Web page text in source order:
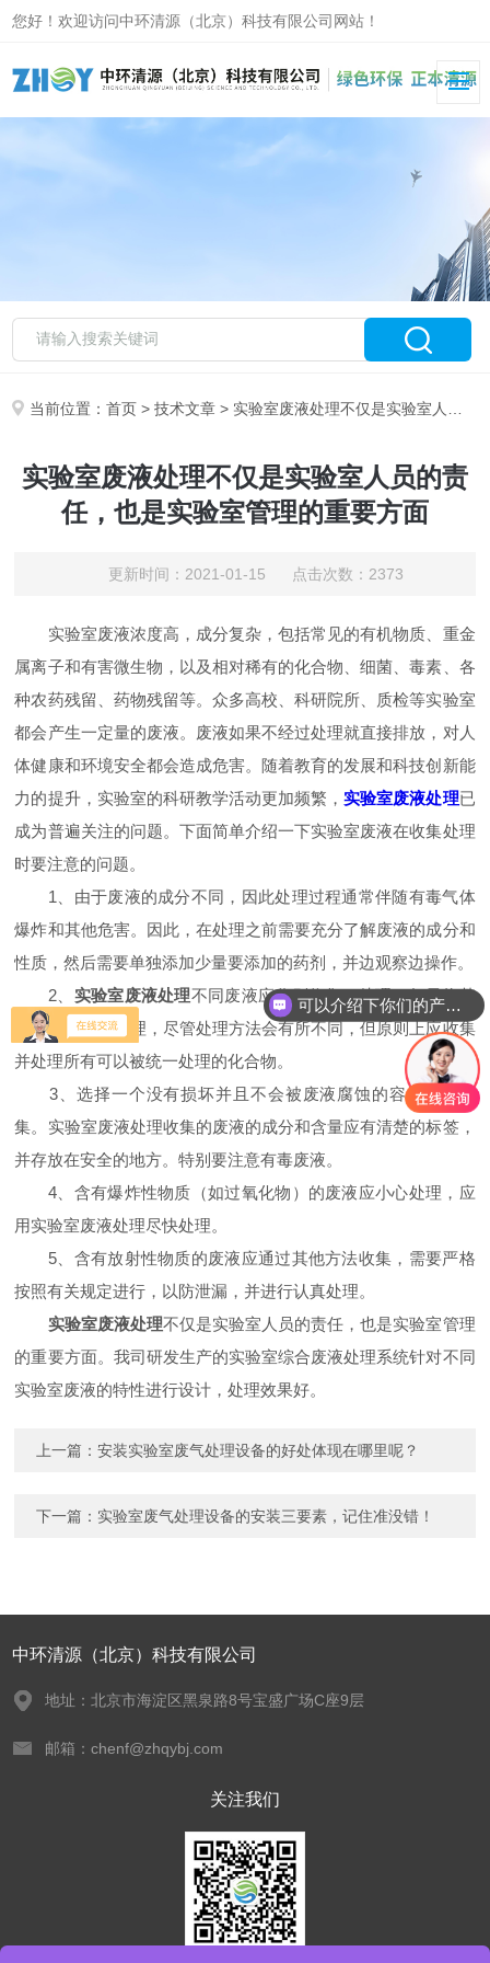
您好！欢迎访问中环清源（北京）科技有限公司网站！
当前位置：首页 >技术文章 > 实验室废液处理不仅是实验室人员的责任，也是实验室管理的重要方面
实验室废液处理不仅是实验室人员的责
任，也是实验室管理的重要方面
更新时间：2021-01-15 点击次数：2373
实验室废液浓度高，成分复杂，包括常见的有机物质、重金
属离子和有害微生物，以及相对稀有的化合物、细菌、毒素、各
种农药残留、药物残留等。众多高校、科研院所、质检等实验室
都会产生一定量的废液。废液如果不经过处理就直接排放，对人
体健康和环境安全都会造成危害。随着教育的发展和科技创新能
力的提升，实验室的科研教学活动更加频繁，实验室废液处理已
成为普遍关注的问题。下面简单介绍一下实验室废液在收集处理
时要注意的问题。
1、由于废液的成分不同，因此处理过程通常伴随有毒气体
爆炸和其他危害。因此，在处理之前需要充分了解废液的成分和
性质，然后需要单独添加少量要添加的药剂，并边观察边操作。
2、 实验室废液处理不同废液应分别收集、处理。如果将其
存储然后一起处理，尽管处理方法会有所不同，但原则上应收集
并处理所有可以被统一处理的化合物。
3、选择一个没有损坏并且不会被废液腐蚀的容器进行收
集。实验室废液处理收集的废液的成分和含量应有清楚的标签，
并存放在安全的地方。特别要注意有毒废液。
4、含有爆炸性物质（如过氧化物）的废液应小心处理，应
用实验室废液处理尽快处理。
5、含有放射性物质的废液应通过其他方法收集，需要严格
按照有关规定进行，以防泄漏，并进行认真处理。
实验室废液处理不仅是实验室人员的责任，也是实验室管理
的重要方面。我司研发生产的实验室综合废液处理系统针对不同
实验室废液的特性进行设计，处理效果好。
上一篇：安装实验室废气处理设备的好处体现在哪里呢？
下一篇： 实验室废气处理设备的安装三要素，记住准没错！
中环清源（北京）科技有限公司
地址：北京市海淀区黑泉路8号宝盛广场C座9层
邮箱：chenf@zhqybj.com
关注我们
可以介绍下你们的产品么